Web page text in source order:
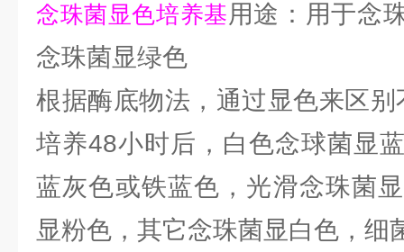
念珠菌显色培养基用途：用于念
念珠菌显绿色
根据酶底物法，通过显色来区
培养48小时后，白色念球菌显
蓝灰色或铁蓝色，光滑念珠菌
显粉色，其它念珠菌显白色，细